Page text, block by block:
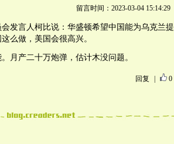
留言时间：2023-03-04 15:14:29
发言人柯比说：华盛顿希望中国能为乌克兰提
么做，美国会很高兴。
月产二十万炮弹，估计木没问题。
回复 0